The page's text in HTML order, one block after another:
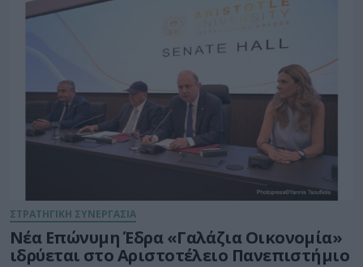
ΣΤΡΑΤΗΓΙΚΗ ΣΥΝΕΡΓΑΣΙΑ
Νέα Επώνυμη Έδρα «Γαλάζια Οικονομία»
ιδρύεται στο Αριστοτέλειο Πανεπιστήμιο